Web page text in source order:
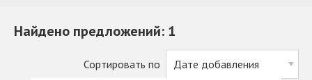
Найдено предложений: 1
Сортировать по